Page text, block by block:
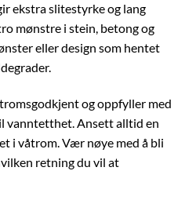
ekstra slitestyrke og lang
mønstre i stein, betong og
eller design som hentet
og oppfyller med
vanntetthet. Ansett alltid en
i våtrom. Vær nøye med å bli
retning du vil at